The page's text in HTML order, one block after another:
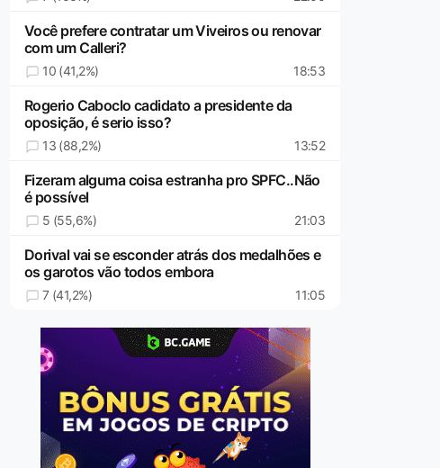
Você prefere contratar um Viveiros ou renovar
com um Calleri?
10 (41,2%) 18:53
Rogerio Caboclo cadidato a presidente da
oposição, é serio isso?
13 (88,2%) 13:52
Fizeram alguma coisa estranha pro SPFC..Não
é possível
5 (55,6%) 21:03
Dorival vai se esconder atrás dos medalhões e
os garotos vão todos embora
7 (41,2%) 11:05